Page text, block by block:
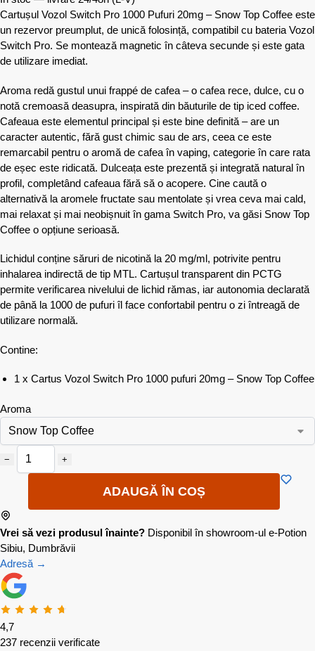
Cartușul Vozol Switch Pro 1000 Pufuri 20mg – Snow Top Coffee este
un rezervor preumplut, de unică folosință, compatibil cu bateria Vozol
Switch Pro. Se montează magnetic în câteva secunde și este gata
de utilizare imediat.
Aroma redă gustul unui frappé de cafea – o cafea rece, dulce, cu o
notă cremoasă deasupra, inspirată din băuturile de tip iced coffee.
Cafeaua este elementul principal și este bine definită – are un
caracter autentic, fără gust chimic sau de ars, ceea ce este
remarcabil pentru o aromă de cafea în vaping, categorie în care rata
de eșec este ridicată. Dulceața este prezentă și integrată natural în
profil, completând cafeaua fără să o acopere. Cine caută o
alternativă la aromele fructate sau mentolate și vrea ceva mai cald,
mai relaxat și mai neobișnuit în gama Switch Pro, va găsi Snow Top
Coffee o opțiune serioasă.
Lichidul conține săruri de nicotină la 20 mg/ml, potrivite pentru
inhalarea indirectă de tip MTL. Cartușul transparent din PCTG
permite verificarea nivelului de lichid rămas, iar autonomia declarată
de până la 1000 de pufuri îl face confortabil pentru o zi întreagă de
utilizare normală.
Contine:
1 x Cartus Vozol Switch Pro 1000 pufuri 20mg – Snow Top Coffee
Aroma
− +
ADAUGĂ ÎN COȘ
Vrei să vezi produsul înainte? Disponibil în showroom-ul e-Potion
Sibiu, Dumbrăvii
Adresă →
4,7
237 recenzii verificate